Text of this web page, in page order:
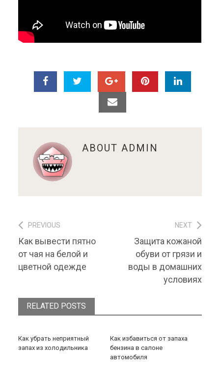
ABOUT ADMIN
Навигация по записям
PREVIOUS
Previous post:
Как вывести пятно
от чая на белой и
цветной одежде
NEXT
Next post:
Защита кожаной
обуви от грязи и
воды в домашних
условиях
RELATED POSTS
Как убрать неприятный
запах из холодильника
Как избавиться от запаха
бензина в салоне
автомобиля